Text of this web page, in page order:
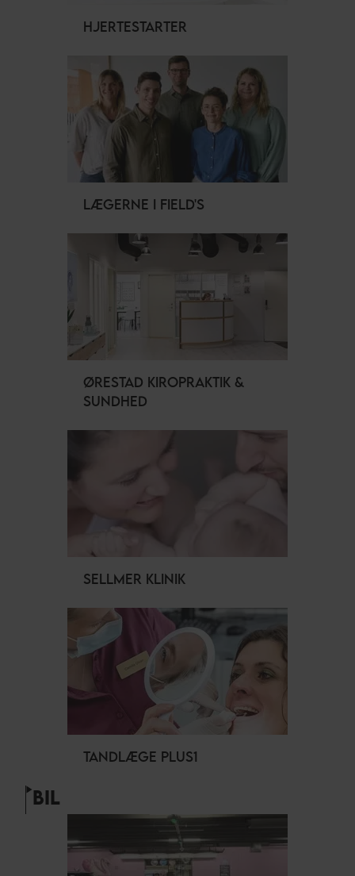
HJERTESTARTER
LÆGERNE I FIELD'S
ØRESTAD KIROPRAKTIK &
SUNDHED
SELLMER KLINIK
TANDLÆGE PLUS1
BIL